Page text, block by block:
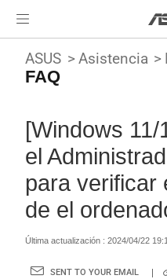
ASUS Asistencia
FAQ
[Windows
el
para verificar
de el
Última actualización : 2024/04/22
SENT TO YOUR EMAIL